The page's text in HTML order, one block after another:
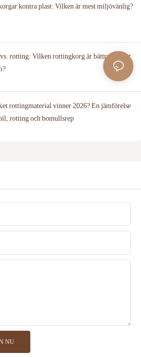
kontra plast: Vilken är mest miljövänlig?
rotting: Vilken rottingkorg är bättre för ditt
rottingmaterial vinner 2026? En jämförelse
rotting och bomullsrep
NU